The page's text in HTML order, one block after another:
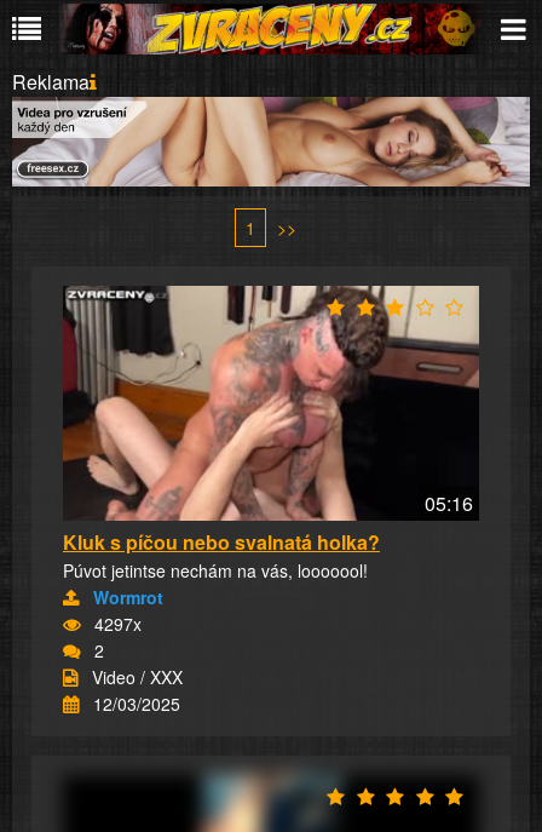
Reklama
1 >>
05:16
Kluk s píčou nebo svalnatá holka?
Púvot jetintse nechám na vás, looooool!
Wormrot
4297x
2
Video / XXX
12/03/2025